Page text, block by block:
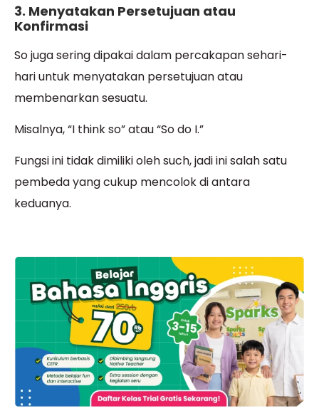
3. Menyatakan Persetujuan atau
Konfirmasi
So juga sering dipakai dalam percakapan sehari-
hari untuk menyatakan persetujuan atau
membenarkan sesuatu.
Misalnya, “I think so” atau “So do I.”
Fungsi ini tidak dimiliki oleh such, jadi ini salah satu
pembeda yang cukup mencolok di antara
keduanya.